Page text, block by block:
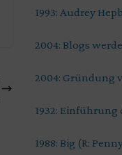
1993: Audrey
2004: Blogs
2004: Gründung
1932:
1988: Big (R: